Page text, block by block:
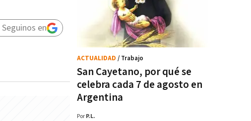
Seguinos en
San Cayetano, por qué se
celebra cada 7 de agosto en
Argentina
ACTUALIDAD / Trabajo
Por P.L.